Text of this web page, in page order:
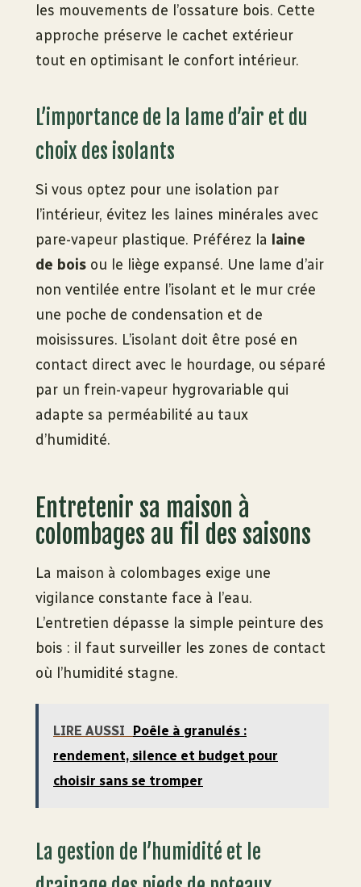
les mouvements de l’ossature bois. Cette
approche préserve le cachet extérieur
tout en optimisant le confort intérieur.
L’importance de la lame d’air et du
choix des isolants
Si vous optez pour une isolation par
l’intérieur, évitez les laines minérales avec
pare-vapeur plastique. Préférez la laine
de bois ou le liège expansé. Une lame d’air
non ventilée entre l’isolant et le mur crée
une poche de condensation et de
moisissures. L’isolant doit être posé en
contact direct avec le hourdage, ou séparé
par un frein-vapeur hygrovariable qui
adapte sa perméabilité au taux
d’humidité.
Entretenir sa maison à
colombages au fil des saisons
La maison à colombages exige une
vigilance constante face à l’eau.
L’entretien dépasse la simple peinture des
bois : il faut surveiller les zones de contact
où l’humidité stagne.
LIRE AUSSI
Poêle à granulés :
rendement, silence et budget pour
choisir sans se tromper
La gestion de l’humidité et le